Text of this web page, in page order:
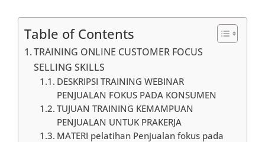
Table of Contents
TRAINING ONLINE CUSTOMER FOCUS
SELLING SKILLS
DESKRIPSI TRAINING WEBINAR
PENJUALAN FOKUS PADA KONSUMEN
TUJUAN TRAINING KEMAMPUAN
PENJUALAN UNTUK PRAKERJA
MATERI pelatihan Penjualan fokus pada